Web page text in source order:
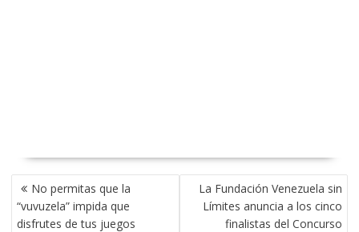
NAVEGACIÓN
DE
ENTRADAS
No permitas que la
“vuvuzela” impida que
disfrutes de tus juegos
La Fundación Venezuela sin
Límites anuncia a los cinco
finalistas del Concurso